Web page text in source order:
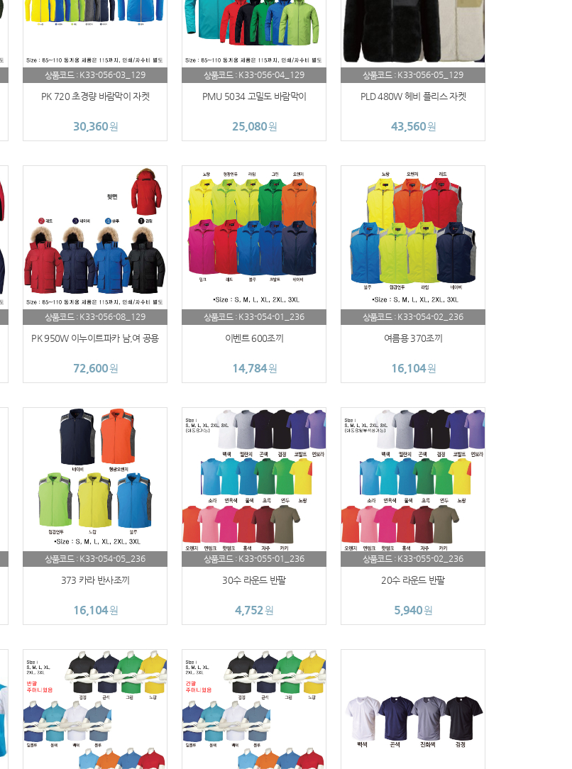
상품코드 : K33-056-03_129
PK 720 초경량 바람막이 자켓
30,360원
상품코드 : K33-056-04_129
PMU 5034 고밀도 바람막이
25,080원
상품코드 : K33-056-05_129
PLD 480W 헤비 플리스 자켓
43,560원
상품코드 : K33-056-08_129
PK 950W 이누이트파카 남,여 공용
72,600원
상품코드 : K33-054-01_236
이벤트 600조끼
14,784원
상품코드 : K33-054-02_236
여름용 370조끼
16,104원
상품코드 : K33-054-05_236
373 카라 반사조끼
16,104원
상품코드 : K33-055-01_236
30수 라운드 반팔
4,752원
상품코드 : K33-055-02_236
20수 라운드 반팔
5,940원